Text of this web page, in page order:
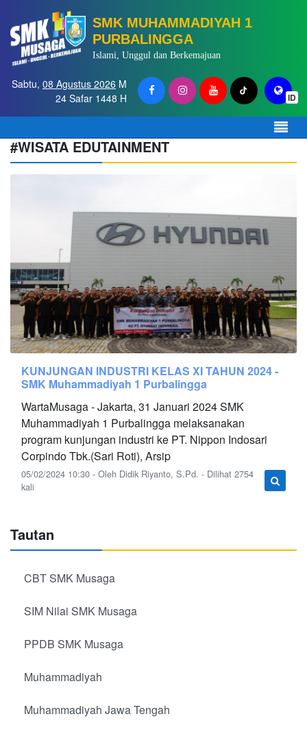
SMK MUHAMMADIYAH 1
PURBALINGGA
Islami, Unggul dan Berkemajuan
ID
Sabtu, 08 Agustus 2026 M
24 Safar 1448 H
#WISATA EDUTAINMENT
KUNJUNGAN INDUSTRI KELAS XI TAHUN 2024 -
SMK Muhammadiyah 1 Purbalingga
WartaMusaga - Jakarta, 31 Januari 2024 SMK
Muhammadiyah 1 Purbalingga melaksanakan
program kunjungan industri ke PT. Nippon Indosari
Corpindo Tbk.(Sari Roti), Arsip
05/02/2024 10:30 - Oleh Didik Riyanto, S.Pd. - Dilihat 2754
kali
Tautan
CBT SMK Musaga
SIM Nilai SMK Musaga
PPDB SMK Musaga
Muhammadiyah
Muhammadiyah Jawa Tengah